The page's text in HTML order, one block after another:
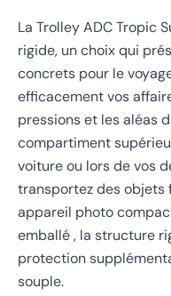
La Trolley ADC Tropic
rigide, un choix qui
concrets pour le
efficacement vos
pressions et les aléas
compartiment
voiture ou lors de vos
transportez des objets
appareil photo
emballé , la structure
protection
souple.